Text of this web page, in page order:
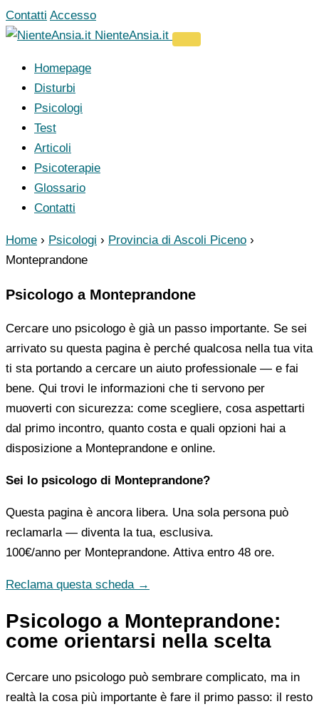
Vai
al
Contatti Accesso
NienteAnsia.it
Homepage
Disturbi
Psicologi
Test
Articoli
Psicoterapie
Glossario
Contatti
Home › Psicologi › Provincia di Ascoli Piceno ›
Monteprandone
Psicologo a Monteprandone
Cercare uno psicologo è già un passo importante. Se sei
arrivato su questa pagina è perché qualcosa nella tua vita
ti sta portando a cercare un aiuto professionale — e fai
bene. Qui trovi le informazioni che ti servono per
muoverti con sicurezza: come scegliere, cosa aspettarti
dal primo incontro, quanto costa e quali opzioni hai a
disposizione a Monteprandone e online.
Sei lo psicologo di Monteprandone?
Questa pagina è ancora libera. Una sola persona può
reclamarla — diventa la tua, esclusiva.
100€/anno per Monteprandone. Attiva entro 48 ore.
Reclama questa scheda →
Psicologo a Monteprandone:
come orientarsi nella scelta
Cercare uno psicologo può sembrare complicato, ma in
realtà la cosa più importante è fare il primo passo: il resto